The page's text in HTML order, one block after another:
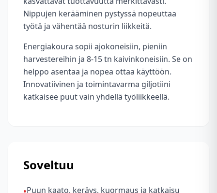
Nippujen kerääminen pystyssä nopeuttaa
työtä ja vähentää nosturin liikkeitä.
Energiakoura sopii ajokoneisiin, pieniin
harvestereihin ja 8-15 tn kaivinkoneisiin. Se on
helppo asentaa ja nopea ottaa käyttöön.
Innovatiivinen ja toimintavarma giljotiini
katkaisee puut vain yhdellä työliikkeellä.
Soveltuu
Puun kaato, keräys, kuormaus ja katkaisu